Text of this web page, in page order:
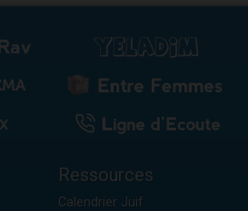
Ressources
Calendrier Juif